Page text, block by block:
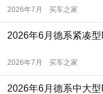
2026年7月 买车之家
2026年6月德系紧凑
2026年7月 买车之家
2026年6月德系中大